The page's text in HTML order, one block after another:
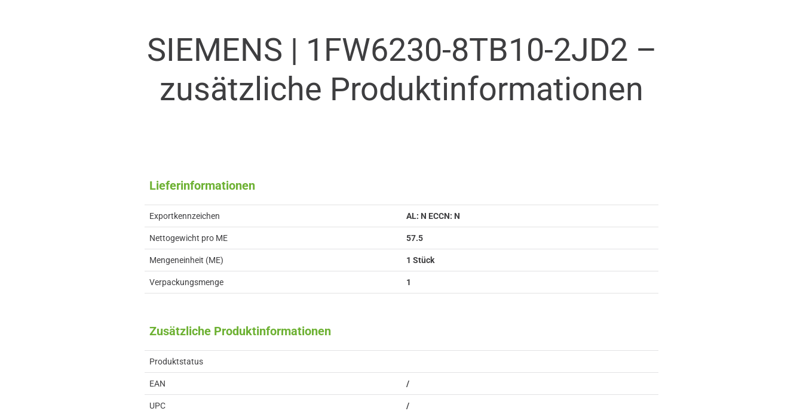
SIEMENS | 1FW6230-8TB10-2JD2 –
zusätzliche Produkt­informationen
Lieferinformationen
Exportkennzeichen AL: N ECCN: N
Nettogewicht pro ME 57.5
Mengeneinheit (ME) 1 Stück
Verpackungsmenge 1
Zusätzliche Produktinformationen
Produktstatus
EAN /
UPC /